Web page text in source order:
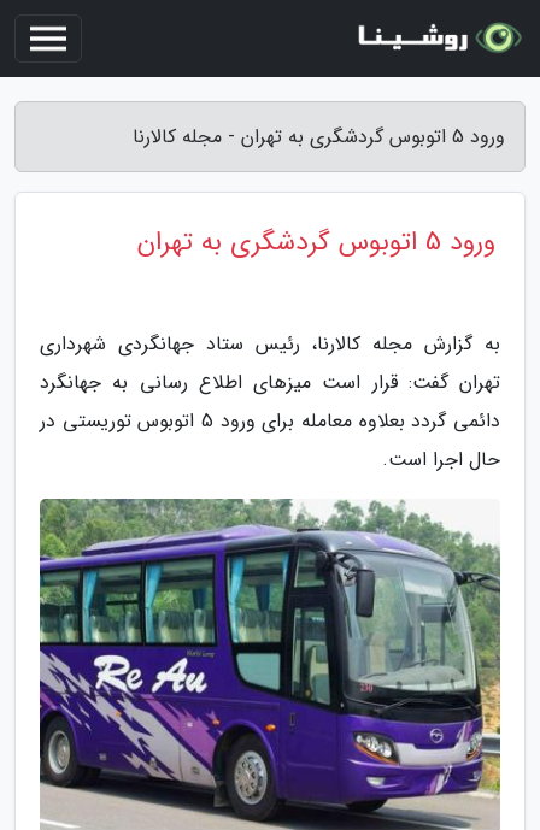
ورود 5 اتوبوس گردشگری به تهران - مجله کالارنا
ورود 5 اتوبوس گردشگری به تهران
به گزارش مجله کالارنا، رئیس ستاد جهانگردی شهرداری
تهران گفت: قرار است میزهای اطلاع رسانی به جهانگرد
دائمی گردد بعلاوه معامله برای ورود 5 اتوبوس توریستی در
حال اجرا است.